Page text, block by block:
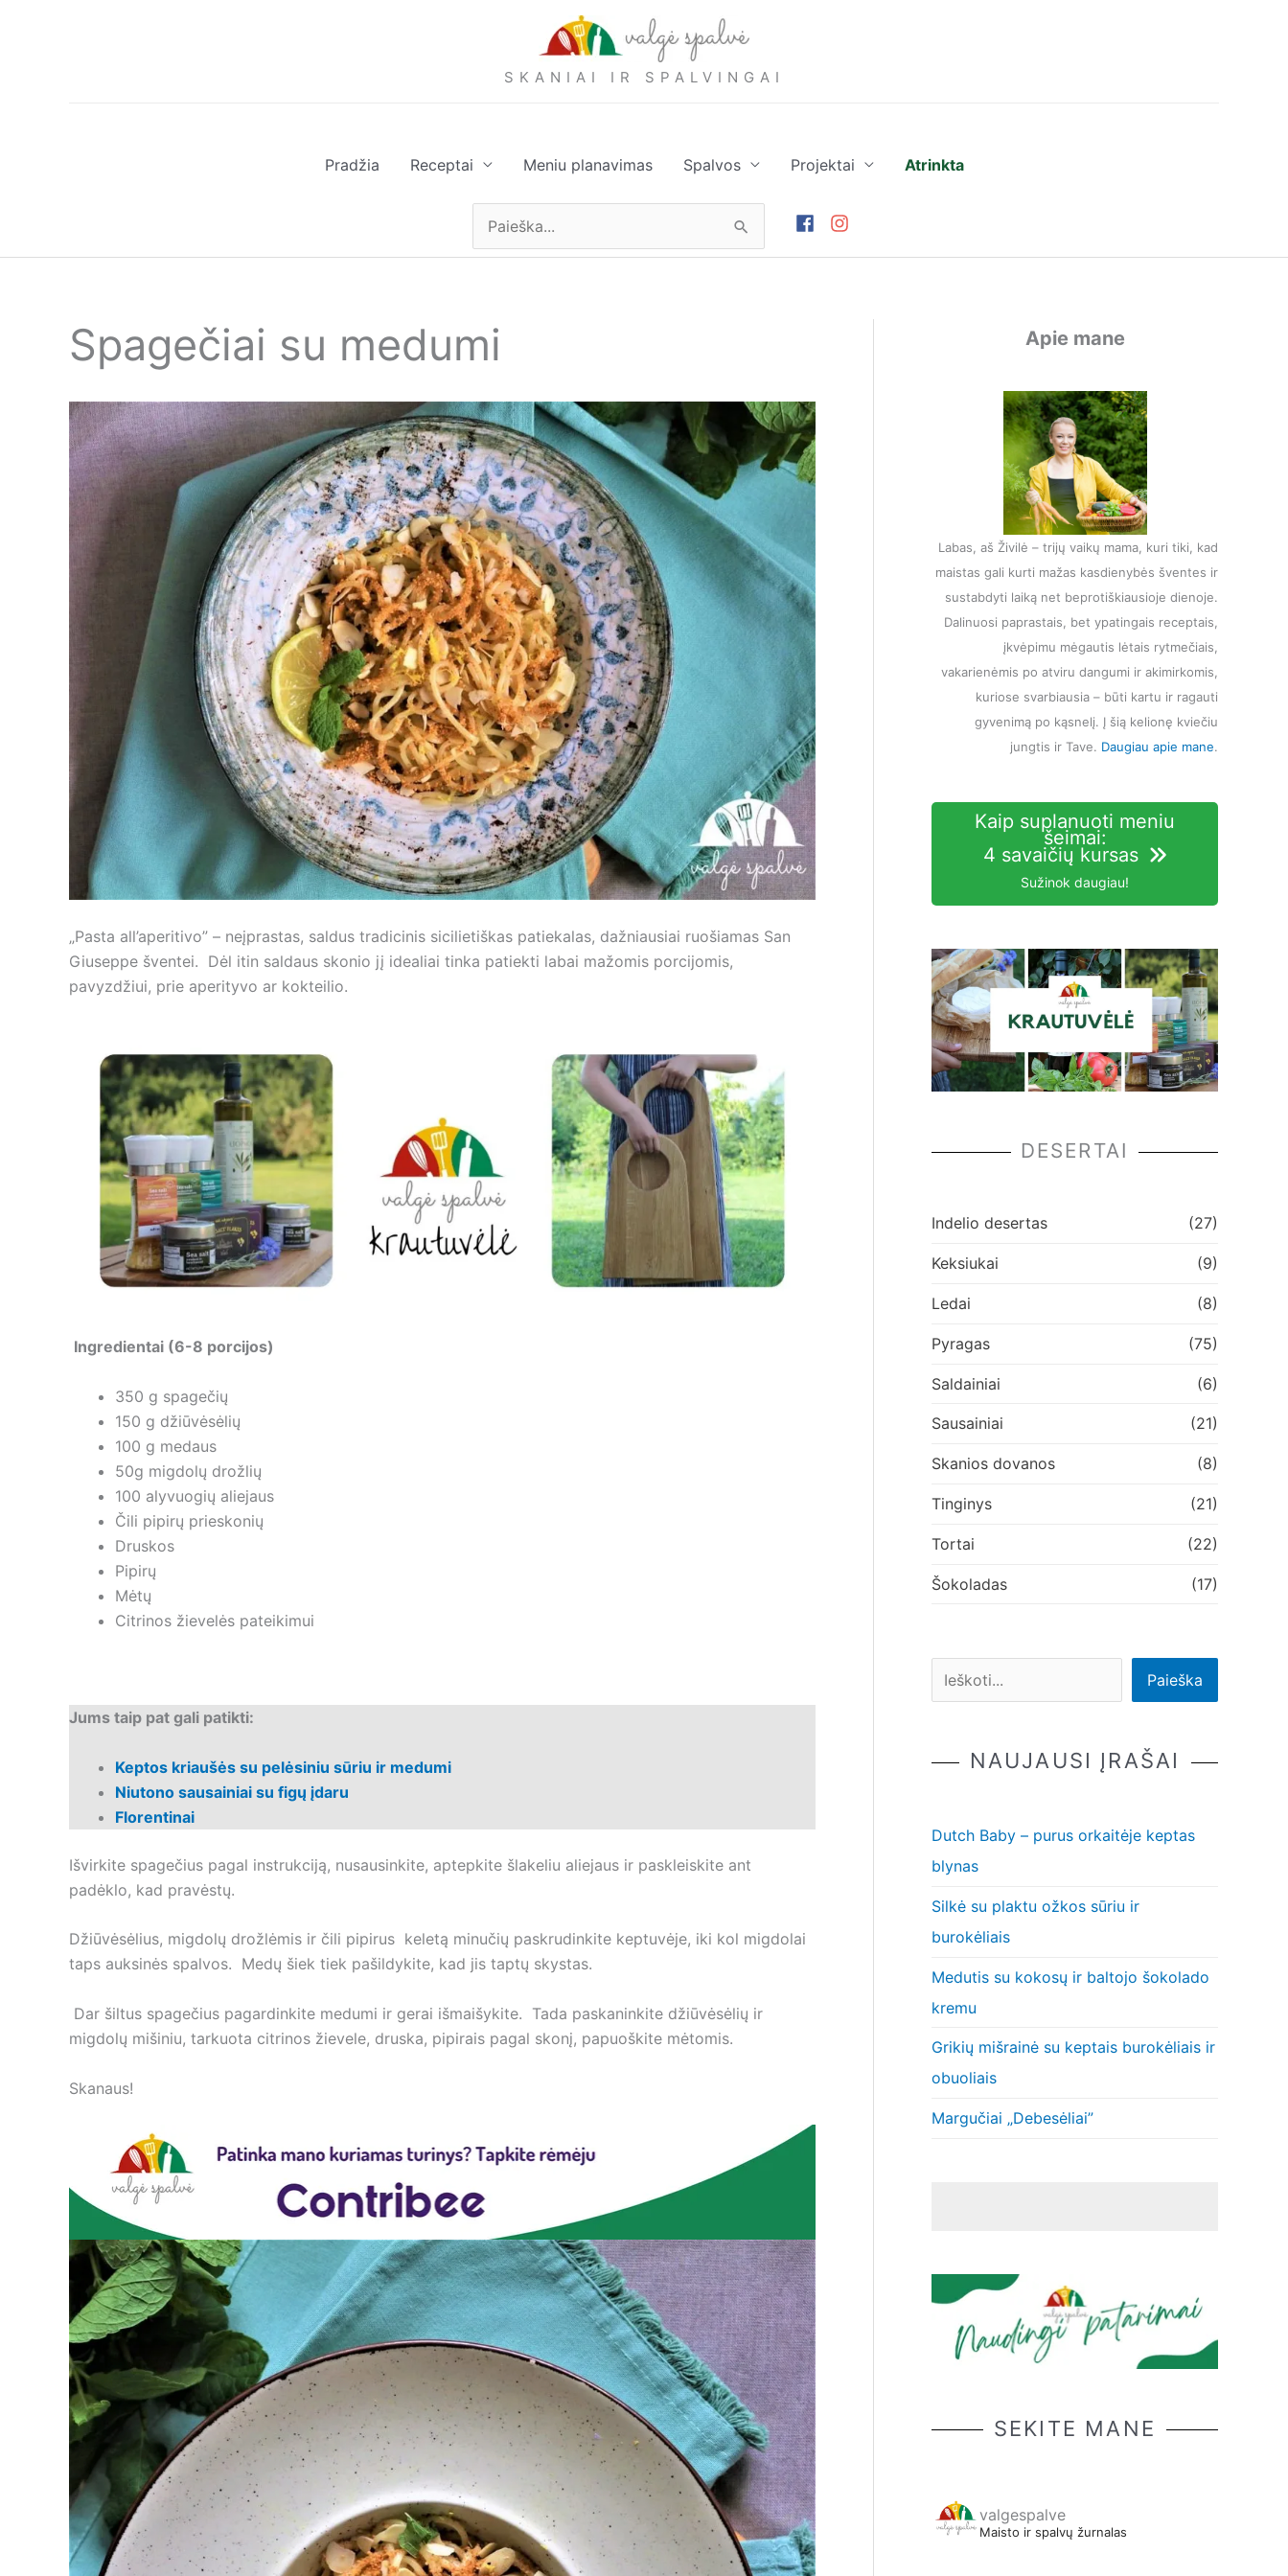
SKANIAI IR SPALVINGAI
Pradžia Receptai Meniu planavimas Spalvos Projektai Atrinkta
Ieškoti:
Spagečiai su medumi
„Pasta all’aperitivo” – neįprastas, saldus tradicinis sicilietiškas patiekalas, dažniausiai ruošiamas San
Giuseppe šventei. Dėl itin saldaus skonio jį idealiai tinka patiekti labai mažomis porcijomis,
pavyzdžiui, prie aperityvo ar kokteilio.
Ingredientai (6-8 porcijos)
350 g spagečių
150 g džiūvėsėlių
100 g medaus
50g migdolų drožlių
100 alyvuogių aliejaus
Čili pipirų prieskonių
Druskos
Pipirų
Mėtų
Citrinos žievelės pateikimui
Jums taip pat gali patikti:
Keptos kriaušės su pelėsiniu sūriu ir medumi
Niutono sausainiai su figų įdaru
Florentinai
Išvirkite spagečius pagal instrukciją, nusausinkite, aptepkite šlakeliu aliejaus ir paskleiskite ant
padėklo, kad pravėstų.
Džiūvėsėlius, migdolų drožlėmis ir čili pipirus keletą minučių paskrudinkite keptuvėje, iki kol migdolai
taps auksinės spalvos. Medų šiek tiek pašildykite, kad jis taptų skystas.
Dar šiltus spagečius pagardinkite medumi ir gerai išmaišykite. Tada paskaninkite džiūvėsėlių ir
migdolų mišiniu, tarkuota citrinos žievele, druska, pipirais pagal skonį, papuoškite mėtomis.
Skanaus!
Apie mane
Labas, aš Živilė – trijų vaikų mama, kuri tiki, kad
maistas gali kurti mažas kasdienybės šventes ir
sustabdyti laiką net beprotiškiausioje dienoje.
Dalinuosi paprastais, bet ypatingais receptais,
įkvėpimu mėgautis lėtais rytmečiais,
vakarienėmis po atviru dangumi ir akimirkomis,
kuriose svarbiausia – būti kartu ir ragauti
gyvenimą po kąsnelį. Į šią kelionę kviečiu
jungtis ir Tave. Daugiau apie mane.
Kaip suplanuoti meniu
šeimai:
4 savaičių kursas
Sužinok daugiau!
DESERTAI
Indelio desertas (27)
Keksiukai (9)
Ledai (8)
Pyragas (75)
Saldainiai (6)
Sausainiai (21)
Skanios dovanos (8)
Tinginys (21)
Tortai (22)
Šokoladas (17)
Paieška
NAUJAUSI ĮRAŠAI
Dutch Baby – purus orkaitėje keptas
blynas
Silkė su plaktu ožkos sūriu ir
burokėliais
Medutis su kokosų ir baltojo šokolado
kremu
Grikių mišrainė su keptais burokėliais ir
obuoliais
Margučiai „Debesėliai”
SEKITE MANE
valgespalve
Maisto ir spalvų žurnalas